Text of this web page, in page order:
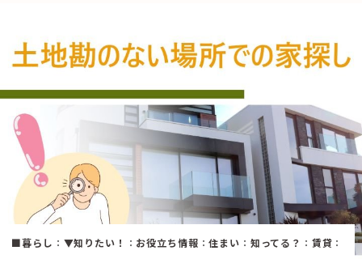
子育て
暮らし
おすすめ
スポット 学び・教育
「場」
HAREL HAREL
活用事例
■暮らし ： ▼知りたい！ ： お役立ち情報 ：住まい ： 知ってる？ ： 賃貸 ：